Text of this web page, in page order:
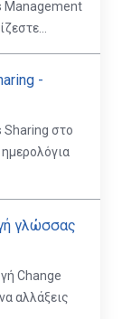
Management
-
Sharing στο
γλώσσας
Change
αλλάξεις